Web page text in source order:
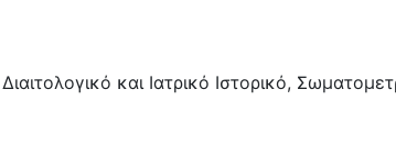
και Ιατρικό Ιστορικό,